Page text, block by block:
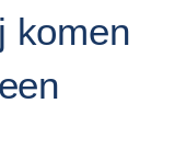
komen